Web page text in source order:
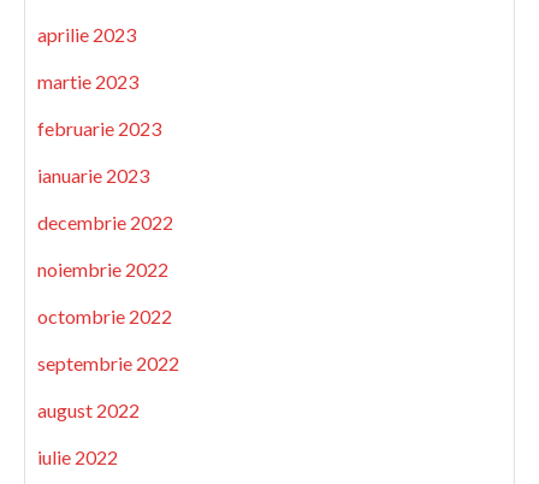
aprilie 2023
martie 2023
februarie 2023
ianuarie 2023
decembrie 2022
noiembrie 2022
octombrie 2022
septembrie 2022
august 2022
iulie 2022